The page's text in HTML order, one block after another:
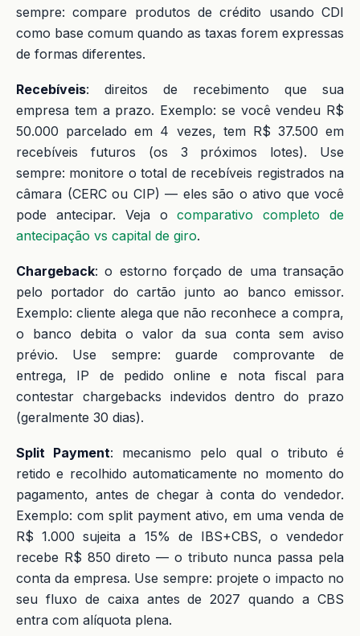
sempre: compare produtos de crédito usando CDI
como base comum quando as taxas forem expressas
de formas diferentes.
Recebíveis: direitos de recebimento que sua
empresa tem a prazo. Exemplo: se você vendeu R$
50.000 parcelado em 4 vezes, tem R$ 37.500 em
recebíveis futuros (os 3 próximos lotes). Use
sempre: monitore o total de recebíveis registrados na
câmara (CERC ou CIP) — eles são o ativo que você
pode antecipar. Veja ocomparativo completo de
antecipação vs capital de giro.
Chargeback: o estorno forçado de uma transação
pelo portador do cartão junto ao banco emissor.
Exemplo: cliente alega que não reconhece a compra,
o banco debita o valor da sua conta sem aviso
prévio. Use sempre: guarde comprovante de
entrega, IP de pedido online e nota fiscal para
contestar chargebacks indevidos dentro do prazo
(geralmente 30 dias).
Split Payment: mecanismo pelo qual o tributo é
retido e recolhido automaticamente no momento do
pagamento, antes de chegar à conta do vendedor.
Exemplo: com split payment ativo, em uma venda de
R$ 1.000 sujeita a 15% de IBS+CBS, o vendedor
recebe R$ 850 direto — o tributo nunca passa pela
conta da empresa. Use sempre: projete o impacto no
seu fluxo de caixa antes de 2027 quando a CBS
entra com alíquota plena.